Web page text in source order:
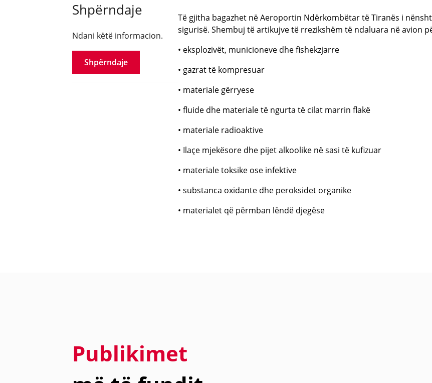
Shpërndaje
Ndani këtë informacion.
Shpërndaje
Të gjitha bagazhet në Aeroportin Ndërkombëtar të Tiranës i
sigurisë. Shembuj të artikujve të rrezikshëm të ndaluara në avion
• eksplozivët, municioneve dhe fishekzjarre
• gazrat të kompresuar
• materiale gërryese
• fluide dhe materiale të ngurta të cilat marrin flakë
• materiale radioaktive
• Ilaçe mjekësore dhe pijet alkoolike në sasi të kufizuar
• materiale toksike ose infektive
• substanca oxidante dhe peroksidet organike
• materialet që përmban lëndë djegëse
Publikimet